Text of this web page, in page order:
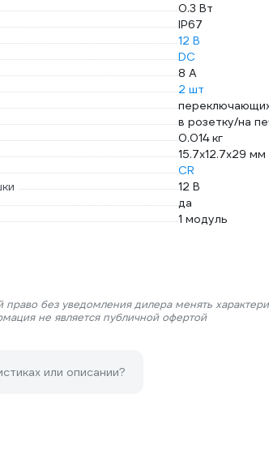
0.3 Вт
IP67
12 В
DC
8 А
2 шт
в розетку/на
0.014 кг
15.7х12.7х29 мм
CR
12 В
да
1 модуль
право без уведомления дилера менять
не является публичной офертой
или описании?